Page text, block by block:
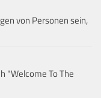
von Personen sein,
"Welcome To The